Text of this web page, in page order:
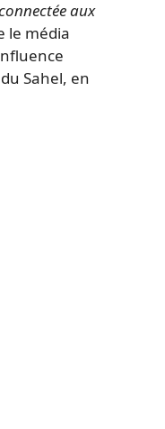
aux
le média
Sahel, en